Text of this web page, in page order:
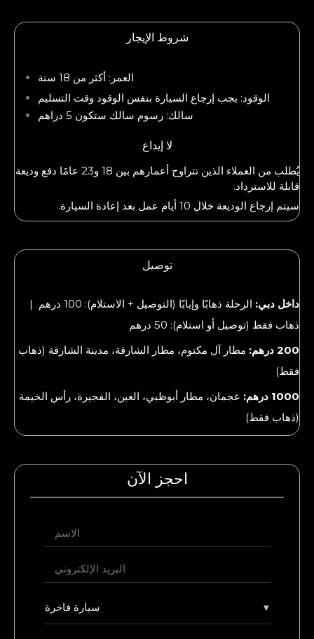
شروط الإيجار
العمر: أكثر من 18 سنة
الوقود: يجب إرجاع السيارة بنفس الوقود وقت التسليم
سالك: رسوم سالك ستكون 5 دراهم
لا إيداع
يُطلب من العملاء الذين تتراوح أعمارهم بين 18 و23 عامًا دفع وديعة
قابلة للاسترداد.
سيتم إرجاع الوديعة خلال 10 أيام عمل بعد إعادة السيارة.
توصيل
داخل دبي:
الرحلة ذهابًا وإيابًا (التوصيل + الاستلام): 100 درهم |
ذهاب فقط (توصيل أو استلام): 50 درهم
200 درهم:
مطار آل مكتوم، مطار الشارقة، مدينة الشارقة (ذهاب
فقط)
1000 درهم:
عجمان، مطار أبوظبي، العين، الفجيرة، رأس الخيمة
(ذهاب فقط)
احجز الآن
سيارة فاخرة ▾